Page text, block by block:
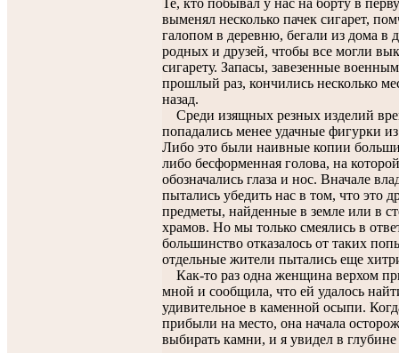
Те, кто побывал у нас на борту в
выменял несколько пачек сигарет,
галопом в деревню, бегали из дома в
родных и друзей, чтобы все могли
сигарету. Запасы, завезенные
прошлый раз, кончились несколько
назад.
Среди изящных резных изделий
попадались менее удачные фигурки
Либо это были наивные копии
либо бесформенная голова, на
обозначались глаза и нос. Вначале
пытались убедить нас в том, что это
предметы, найденные в земле или в
храмов. Но мы только смеялись в
большинство отказалось от таких
отдельные жители пытались еще
Как-то раз одна женщина верхом
мной и сообщила, что ей удалось
удивительное в каменной осыпи.
прибыли на место, она начала
выбирать камни, и я увидел в